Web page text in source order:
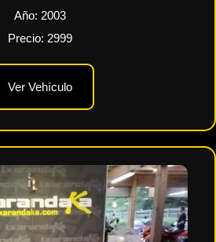
Año: 2003
Precio: 2999
Ver Vehículo